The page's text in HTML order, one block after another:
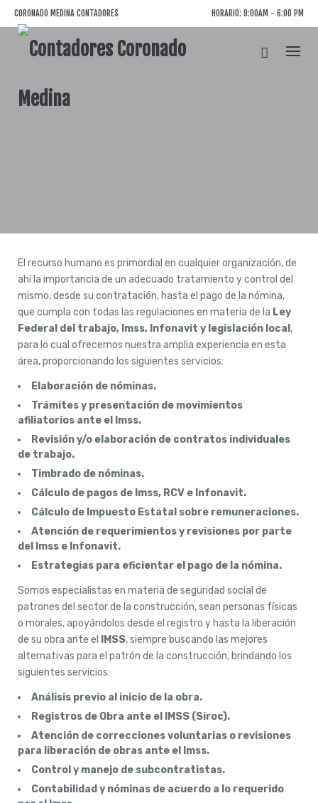
Saltar
contenido
CORONADO MEDINA CONTADORES HORARIO: 9:00AM - 6:00 PM
El recurso humano es primordial en cualquier organización, de
ahí la importancia de un adecuado tratamiento y control del
mismo, desde su contratación, hasta el pago de la nómina,
que cumpla con todas las regulaciones en materia de la Ley
Federal del trabajo, Imss, Infonavit y legislación local ,
para lo cual ofrecemos nuestra amplia experiencia en esta
área, proporcionando los siguientes servicios:
Elaboración de nóminas.
Trámites y presentación de movimientos
afiliatorios ante el Imss.
Revisión y/o elaboración de contratos individuales
de trabajo.
Timbrado de nóminas.
Cálculo de pagos de Imss, RCV e Infonavit.
Cálculo de Impuesto Estatal sobre remuneraciones.
Atención de requerimientos y revisiones por parte
del Imss e Infonavit.
Estrategias para eficientar el pago de la nómina.
Somos especialistas en materia de seguridad social de
patrones del sector de la construcción, sean personas físicas
o morales, apoyándolos desde el registro y hasta la liberación
de su obra ante el
IMSS, siempre buscando las mejores
alternativas para el patrón de la construcción, brindando los
siguientes servicios:
Análisis previo al inicio de la obra.
Registros de Obra ante el IMSS (Siroc).
Atención de correcciones voluntarias o revisiones
para liberación de obras ante el Imss.
Control y manejo de subcontratistas.
Contabilidad y nóminas de acuerdo a lo requerido